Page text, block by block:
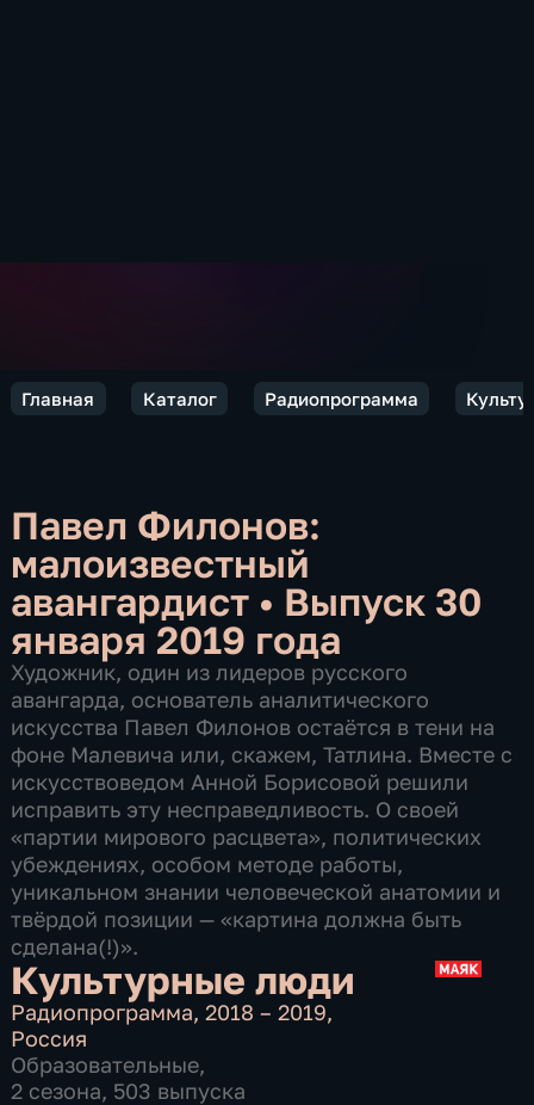
Главная Каталог Радиопрограмма
Павел Филонов:
малоизвестный
авангардист • Выпуск 30
января 2019 года
Художник, один из лидеров русского
авангарда, основатель аналитического
искусства Павел Филонов остаётся в тени на
фоне Малевича или, скажем, Татлина. Вместе с
искусствоведом Анной Борисовой решили
исправить эту несправедливость. О своей
«партии мирового расцвета», политических
убеждениях, особом методе работы,
уникальном знании человеческой анатомии и
твёрдой позиции — «картина должна быть
сделана(!)».
Культурные люди
Радиопрограмма,2018 – 2019,
Россия
Образовательные,
2 сезона, 503 выпуска